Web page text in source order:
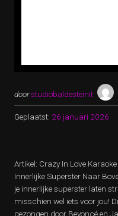
doorstudiobaldesteinit
Geplaatst: 26 januari 2026
Artikel: Crazy In Love
Innerlijke Superster Naar
je innerlijke superster laten
misschien wel iets voor jou!
gezongen door Beyoncé en